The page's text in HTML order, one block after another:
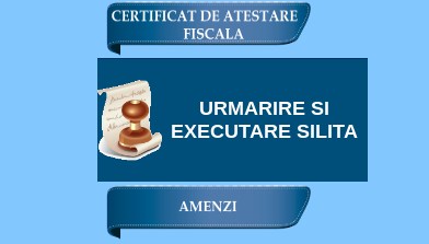
URMARIRE SI
EXECUTARE SILITA